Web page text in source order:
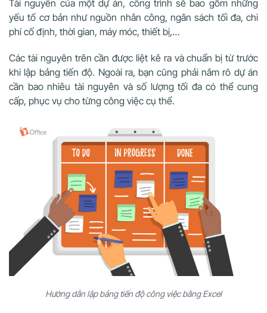
Tài nguyên của một dự án, công trình sẽ bao gồm những
yếu tố cơ bản như nguồn nhân công, ngân sách tối đa, chi
phí cố định, thời gian, máy móc, thiết bị,…
Các tài nguyên trên cần được liệt kê ra và chuẩn bị từ trước
khi lập bảng tiến độ. Ngoài ra, bạn cũng phải nắm rõ dự án
cần bao nhiêu tài nguyên và số lượng tối đa có thể cung
cấp, phục vụ cho từng công việc cụ thể.
Hướng dẫn lập bảng tiến độ công việc bằng Excel